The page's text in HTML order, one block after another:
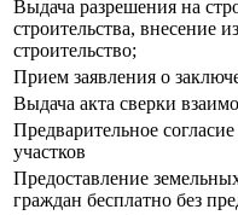
Выдача разрешения на
строительства, внесение
строительство;
Прием заявления о
Выдача акта сверки
Предварительное
участков
Предоставление
граждан бесплатно без